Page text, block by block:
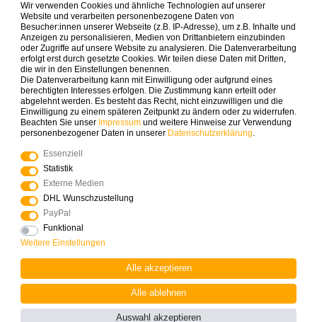
Zahlungsarten die wir anbieten
Mehr Spielinspiration gefällig?
© Copyright 2025 Logoplay-Holzspiele Alle Rechte
vorbehalten
Widerrufs­recht
Kontakt
Wir verwenden Cookies und ähnliche Technologien auf unserer
Website und verarbeiten personenbezogene Daten von
Besucher:innen unserer Webseite (z.B. IP-Adresse), um z.B. Inhalte und
Anzeigen zu personalisieren, Medien von Drittanbietern einzubinden
oder Zugriffe auf unsere Website zu analysieren. Die Datenverarbeitung
erfolgt erst durch gesetzte Cookies. Wir teilen diese Daten mit Dritten,
die wir in den Einstellungen benennen.
Die Datenverarbeitung kann mit Einwilligung oder aufgrund eines
berechtigten Interesses erfolgen. Die Zustimmung kann erteilt oder
abgelehnt werden. Es besteht das Recht, nicht einzuwilligen und die
Einwilligung zu einem späteren Zeitpunkt zu ändern oder zu widerrufen.
Beachten Sie unser Impressum und weitere Hinweise zur Verwendung
personenbezogener Daten in unserer Daten­schutz­erklärung.
Essenziell
Statistik
Externe Medien
DHL Wunschzustellung
PayPal
Funktional
Weitere Einstellungen
Alle akzeptieren
Alle ablehnen
Auswahl akzeptieren